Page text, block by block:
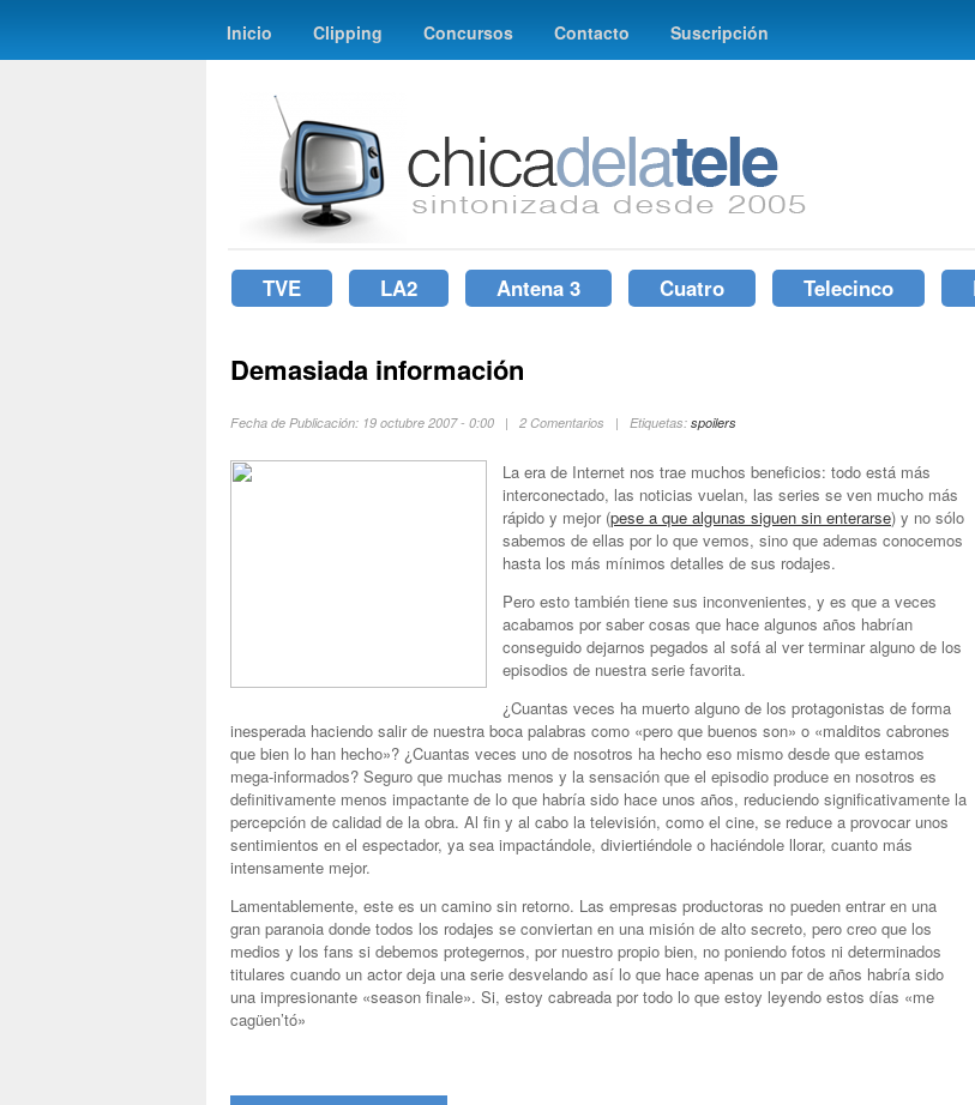
Inicio Clipping Concursos Contacto Suscripción
TVE LA2 Antena 3 Cuatro Telecinco
Demasiada información
Fecha de Publicación: 19 octubre 2007 - 0:00 | 2 Comentarios | Etiquetas: spoilers
La era de Internet nos trae muchos beneficios: todo está más
interconectado, las noticias vuelan, las series se ven mucho más
rápido y mejor (pese a que algunas siguen sin enterarse) y no sólo
sabemos de ellas por lo que vemos, sino que ademas conocemos
hasta los más mínimos detalles de sus rodajes.
Pero esto también tiene sus inconvenientes, y es que a veces
acabamos por saber cosas que hace algunos años habrían
conseguido dejarnos pegados al sofá al ver terminar alguno de los
episodios de nuestra serie favorita.
¿Cuantas veces ha muerto alguno de los protagonistas de forma
inesperada haciendo salir de nuestra boca palabras como «pero que buenos son» o «malditos cabrones
que bien lo han hecho»? ¿Cuantas veces uno de nosotros ha hecho eso mismo desde que estamos
mega-informados? Seguro que muchas menos y la sensación que el episodio produce en nosotros es
definitivamente menos impactante de lo que habría sido hace unos años, reduciendo significativamente la
percepción de calidad de la obra. Al fin y al cabo la televisión, como el cine, se reduce a provocar unos
sentimientos en el espectador, ya sea impactándole, diviertiéndole o haciéndole llorar, cuanto más
intensamente mejor.
Lamentablemente, este es un camino sin retorno. Las empresas productoras no pueden entrar en una
gran paranoia donde todos los rodajes se conviertan en una misión de alto secreto, pero creo que los
medios y los fans si debemos protegernos, por nuestro propio bien, no poniendo fotos ni determinados
titulares cuando un actor deja una serie desvelando así lo que hace apenas un par de años habría sido
una impresionante «season finale». Si, estoy cabreada por todo lo que estoy leyendo estos días «me
cagüen’tó»